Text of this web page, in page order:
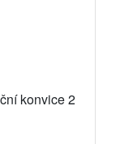
konvice 2